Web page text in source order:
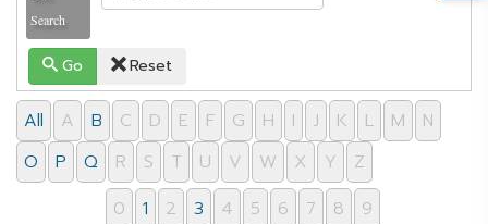
Search
Go Reset
All A B C D E F G H I J K L M
N
O
P Q R S T U V W X Y
Z
0
1 2 3 4 5 6 7 8 9